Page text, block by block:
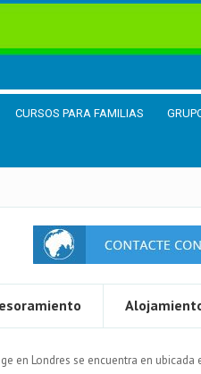
CURSOS PARA FAMILIAS
en Londres se encuentra en